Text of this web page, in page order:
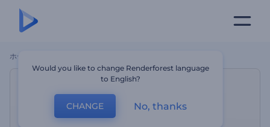
ホーム
Would you like to change Renderforest language
to English?
CHANGE No, thanks